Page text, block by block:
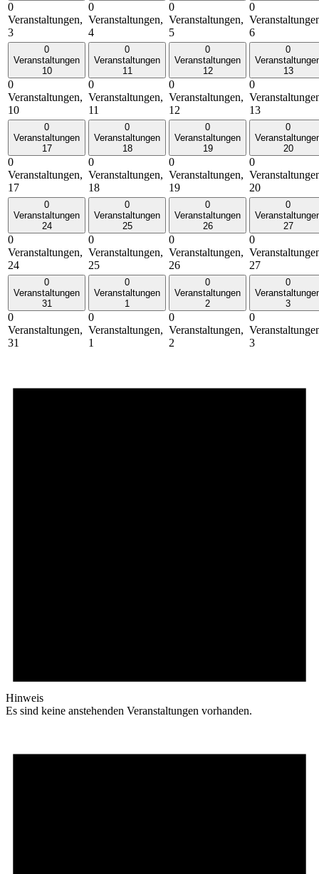
0
Veranstaltungen,
3
0
Veranstaltungen,
4
0
Veranstaltungen,
5
0
6
0
Veranstaltungen
10
0
Veranstaltungen,
10
0
Veranstaltungen
11
0
Veranstaltungen,
11
0
Veranstaltungen
12
0
Veranstaltungen,
12
0
13
0
13
0
Veranstaltungen
17
0
Veranstaltungen,
17
0
Veranstaltungen
18
0
Veranstaltungen,
18
0
Veranstaltungen
19
0
Veranstaltungen,
19
0
20
0
20
0
Veranstaltungen
24
0
Veranstaltungen,
24
0
Veranstaltungen
25
0
Veranstaltungen,
25
0
Veranstaltungen
26
0
Veranstaltungen,
26
0
27
0
27
0
Veranstaltungen
31
0
Veranstaltungen,
31
0
Veranstaltungen
1
0
Veranstaltungen,
1
0
Veranstaltungen
2
0
Veranstaltungen,
2
0
3
0
3
Hinweis
Es sind keine anstehenden Veranstaltungen vorhanden.